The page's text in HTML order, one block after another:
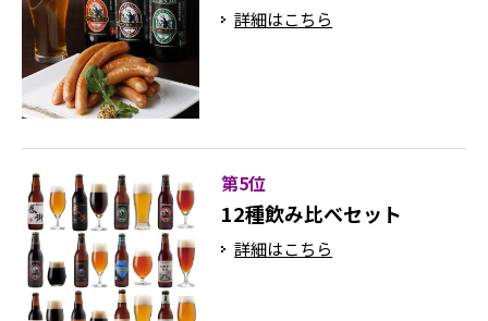
詳細はこちら
第5位
12種飲み比べセット
詳細はこちら